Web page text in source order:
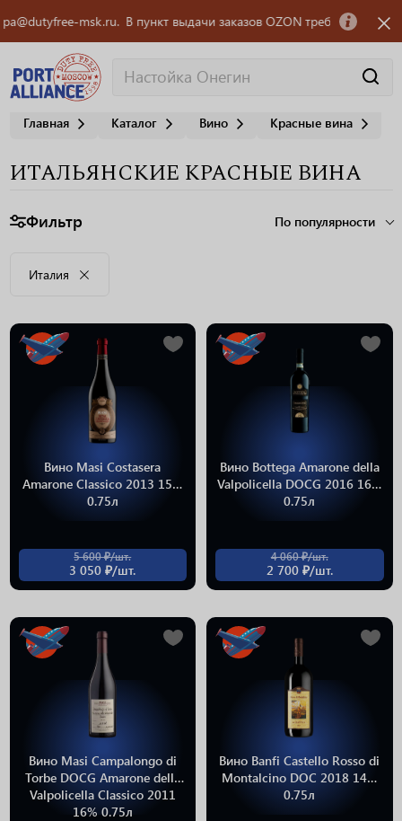
msk.ru. В пункт выдачи заказов OZON требуется сотрудник!
Главная Каталог Вино Красные вина
ИТАЛЬЯНСКИЕ КРАСНЫЕ ВИНА
Фильтр По популярности
Италия
Вино Masi Costasera
Amarone Classico 2013 15%
0.75л
5 600 ₽/шт.
3 050 ₽/шт.
Вино Bottega Amarone della
Valpolicella DOCG 2016 16%
0.75л
4 060 ₽/шт.
2 700 ₽/шт.
Вино Masi Campalongo di
Torbe DOCG Amarone della
Valpolicella Classico 2011
16% 0.75л
Вино Banfi Castello Rosso di
Montalcino DOC 2018 14%
0.75л